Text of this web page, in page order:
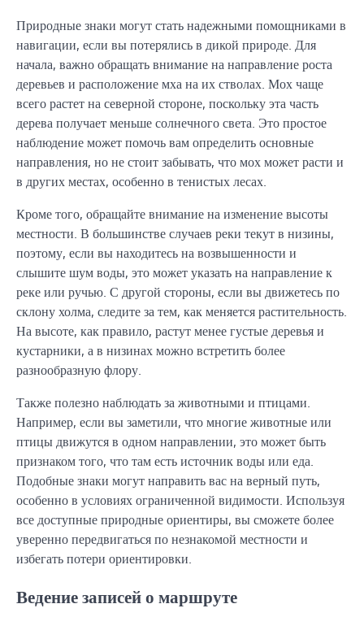
Природные знаки могут стать надежными помощниками в
навигации, если вы потерялись в дикой природе. Для
начала, важно обращать внимание на направление роста
деревьев и расположение мха на их стволах. Мох чаще
всего растет на северной стороне, поскольку эта часть
дерева получает меньше солнечного света. Это простое
наблюдение может помочь вам определить основные
направления, но не стоит забывать, что мох может расти и
в других местах, особенно в тенистых лесах.
Кроме того, обращайте внимание на изменение высоты
местности. В большинстве случаев реки текут в низины,
поэтому, если вы находитесь на возвышенности и
слышите шум воды, это может указать на направление к
реке или ручью. С другой стороны, если вы движетесь по
склону холма, следите за тем, как меняется растительность.
На высоте, как правило, растут менее густые деревья и
кустарники, а в низинах можно встретить более
разнообразную флору.
Также полезно наблюдать за животными и птицами.
Например, если вы заметили, что многие животные или
птицы движутся в одном направлении, это может быть
признаком того, что там есть источник воды или еда.
Подобные знаки могут направить вас на верный путь,
особенно в условиях ограниченной видимости. Используя
все доступные природные ориентиры, вы сможете более
уверенно передвигаться по незнакомой местности и
избегать потери ориентировки.
Ведение записей о маршруте